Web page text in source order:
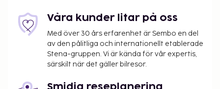
Våra kunder litar på oss
Med över 30 års erfarenhet är Sembo en del
av den pålitliga och internationellt etablerade
Stena-gruppen. Vi är kända för vår expertis,
särskilt när det gäller bilresor.
Smidig reseplanering